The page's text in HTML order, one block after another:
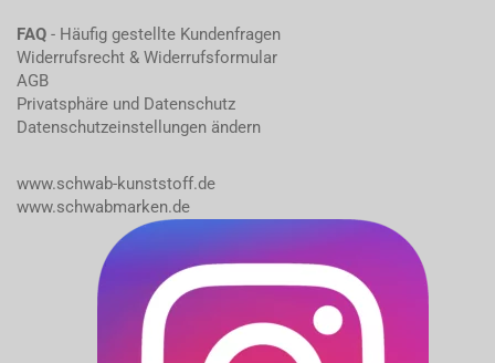
FAQ - Häufig gestellte Kundenfragen
Widerrufsrecht & Widerrufsformular
AGB
Privatsphäre und Datenschutz
Datenschutzeinstellungen ändern
www.schwab-kunststoff.de
www.schwabmarken.de